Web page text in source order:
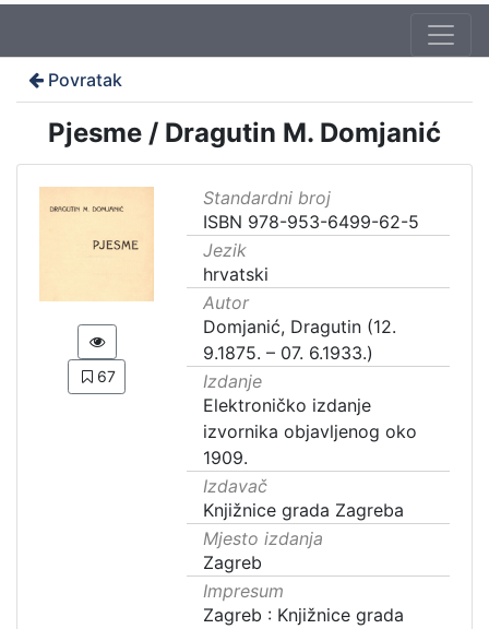
Povratak
Pjesme / Dragutin M. Domjanić
67
Standardni broj
ISBN 978-953-6499-62-5
Jezik
hrvatski
Autor
Domjanić, Dragutin (12.
9.1875. – 07. 6.1933.)
Izdanje
Elektroničko izdanje
izvornika objavljenog oko
1909.
Izdavač
Knjižnice grada Zagreba
Mjesto izdanja
Zagreb
Impresum
Zagreb : Knjižnice grada